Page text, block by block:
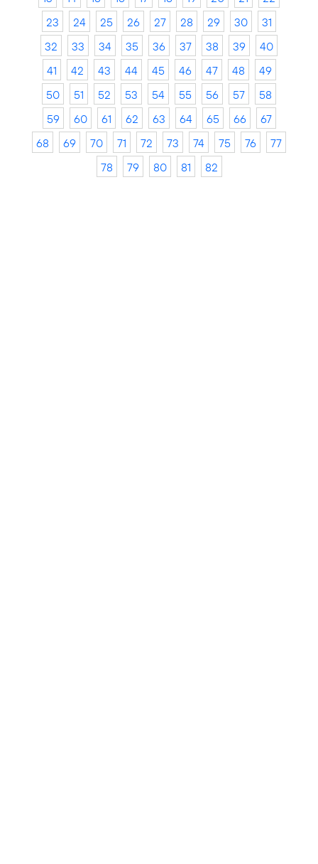
23
24 25 26 27 28 29 30
31
32
33 34 35 36 37 38 39
40
41
42 43 44 45 46 47 48
49
50
51 52 53 54 55 56 57
58
59
60 61 62 63 64 65 66
67
68
69 70 71 72 73 74 75 76
77
78
79 80 81 82